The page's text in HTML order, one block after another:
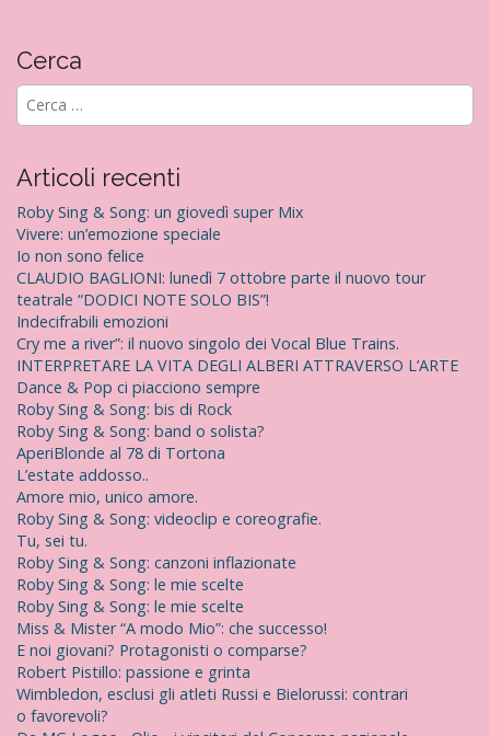
Cerca
R
r
c
a
p
e
r
:
Articoli recenti
Roby Sing & Song: un giovedì super Mix
Vivere: un’emozione speciale
Io non sono felice
CLAUDIO BAGLIONI: lunedì 7 ottobre parte il nuovo tour
teatrale “DODICI NOTE SOLO BIS”!
Indecifrabili emozioni
Cry me a river”: il nuovo singolo dei Vocal Blue Trains.
INTERPRETARE LA VITA DEGLI ALBERI ATTRAVERSO L’ARTE
Dance & Pop ci piacciono sempre
Roby Sing & Song: bis di Rock
Roby Sing & Song: band o solista?
AperiBlonde al 78 di Tortona
L’estate addosso..
Amore mio, unico amore.
Roby Sing & Song: videoclip e coreografie.
Tu, sei tu.
Roby Sing & Song: canzoni inflazionate
Roby Sing & Song: le mie scelte
Roby Sing & Song: le mie scelte
Miss & Mister “A modo Mio”: che successo!
E noi giovani? Protagonisti o comparse?
Robert Pistillo: passione e grinta
Wimbledon, esclusi gli atleti Russi e Bielorussi: contrari
o favorevoli?